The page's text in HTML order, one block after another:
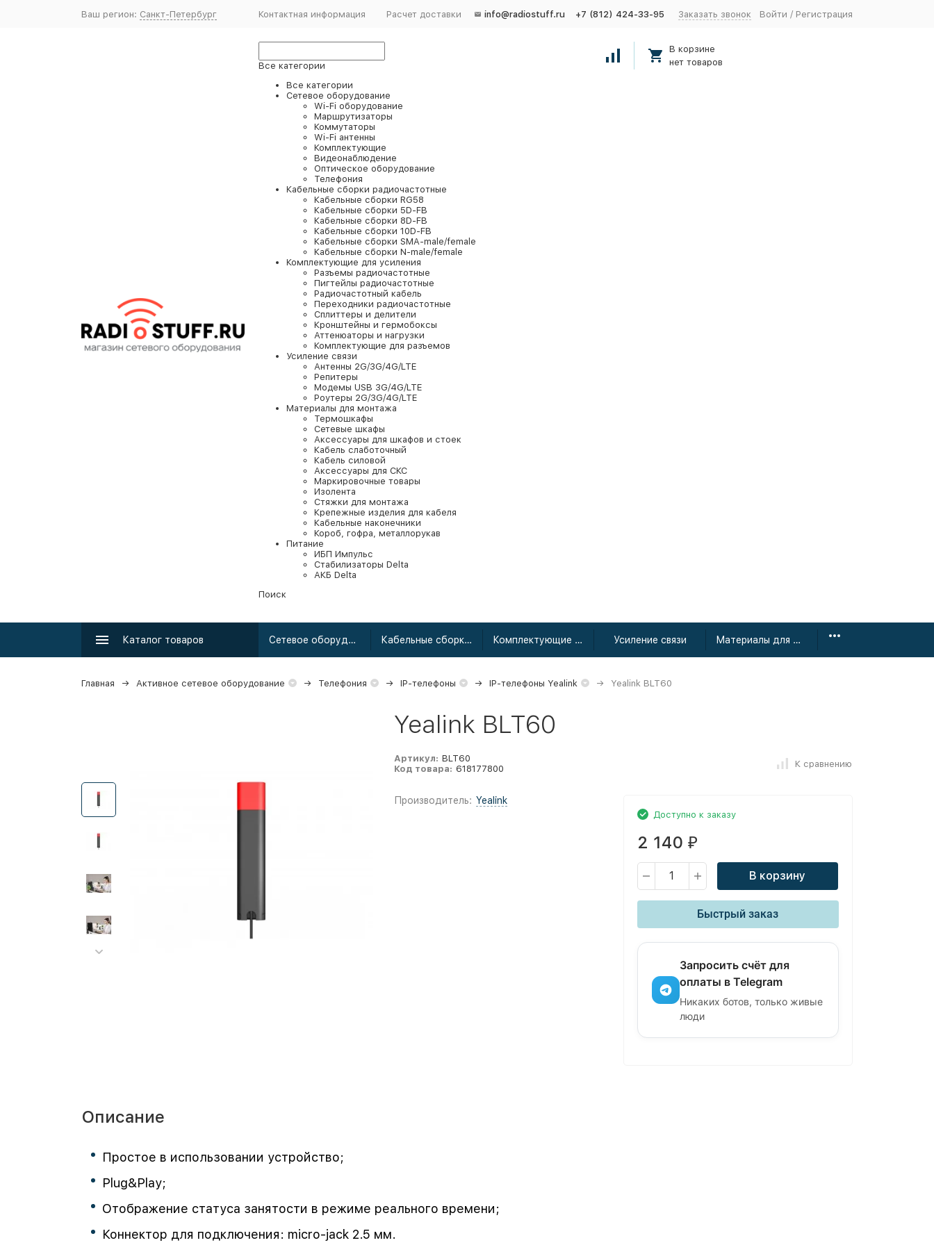
Ваш регион: Санкт-Петербург Контактная информация Расчет доставки info@radiostuff.ru +7 (812) 424-33-95 Заказать звонок Войти / Регистрация
Все категории
Все категории
Сетевое оборудование
Wi-Fi оборудование
Маршрутизаторы
Коммутаторы
Wi-Fi антенны
Комплектующие
Видеонаблюдение
Оптическое оборудование
Телефония
Кабельные сборки радиочастотные
Кабельные сборки RG58
Кабельные сборки 5D-FB
Кабельные сборки 8D-FB
Кабельные сборки 10D-FB
Кабельные сборки SMA-male/female
Кабельные сборки N-male/female
Комплектующие для усиления
Разъемы радиочастотные
Пигтейлы радиочастотные
Радиочастотный кабель
Переходники радиочастотные
Сплиттеры и делители
Кронштейны и гермобоксы
Аттенюаторы и нагрузки
Комплектующие для разъемов
Усиление связи
Антенны 2G/3G/4G/LTE
Репитеры
Модемы USB 3G/4G/LTE
Роутеры 2G/3G/4G/LTE
Материалы для монтажа
Термошкафы
Сетевые шкафы
Аксессуары для шкафов и стоек
Кабель слаботочный
Кабель силовой
Аксессуары для СКС
Маркировочные товары
Изолента
Стяжки для монтажа
Крепежные изделия для кабеля
Кабельные наконечники
Короб, гофра, металлорукав
Питание
ИБП Импульс
Стабилизаторы Delta
АКБ Delta
Поиск
В корзине
нет товаров
Каталог товаров Сетевое оборудование Кабельные сборки радиочастотные Комплектующие для усиления Усиление связи Материалы для монтажа
Главная Активное сетевое оборудование Телефония IP-телефоны IP-телефоны Yealink Yealink BLT60
Yealink BLT60
Артикул: BLT60
Код товара: 618177800 К сравнению
Производитель: Yealink
Доступно к заказу
2 140 ₽
В корзину
Быстрый заказ
Запросить счёт для
оплаты в Telegram
Никаких ботов, только живые
люди
Описание
Простое в использовании устройство;
Plug&Play;
Отображение статуса занятости в режиме реального времени;
Коннектор для подключения: micro-jack 2.5 мм.